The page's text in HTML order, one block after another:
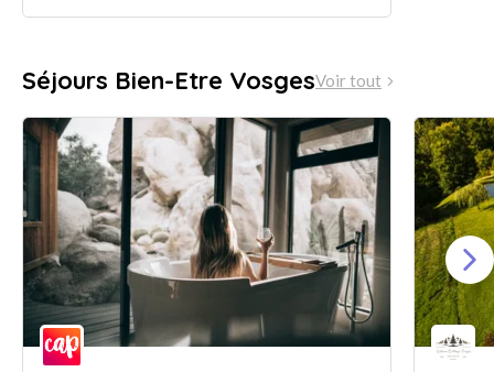
Séjours Bien-Etre VosgesVoir tout